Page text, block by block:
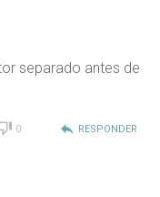
separado antes de
reply RESPONDER
0